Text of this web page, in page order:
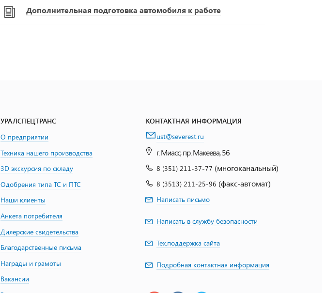
Дополнительная подготовка автомобиля к работе
УРАЛСПЕЦТРАНС
О предприятии
Техника нашего производства
3D экскурсия по складу
Одобрения типа ТС и ПТС
Наши клиенты
Анкета потребителя
Дилерские свидетельства
Благодарственные письма
Награды и грамоты
Вакансии
КОНТАКТНАЯ ИНФОРМАЦИЯ
ust@severest.ru
г. Миасс, пр. Макеева, 56
8 (351) 211-37-77 (многоканальный)
8 (3513) 211-25-96 (факс-автомат)
Написать письмо
Написать в службу безопасности
Тех.поддержка сайта
Подробная контактная информация